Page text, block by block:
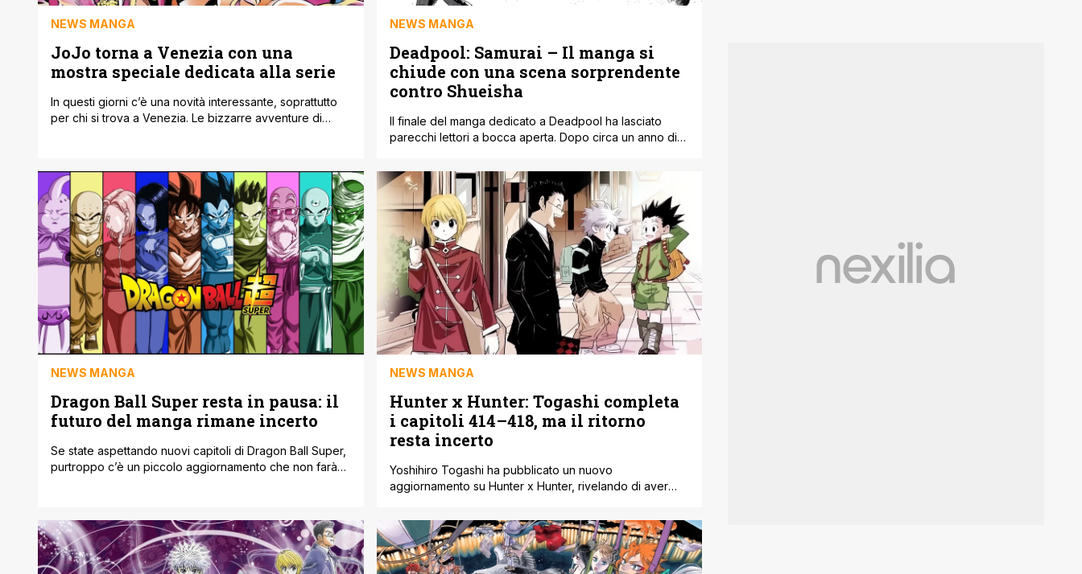
NEWS MANGA
JoJo torna a Venezia con una
mostra speciale dedicata alla serie
In questi giorni c’è una novità interessante, soprattutto
per chi si trova a Venezia. Le bizzarre avventure di
quindi in un momento in cui la città è [']
NEWS MANGA
Deadpool: Samurai – Il manga si
chiude con una scena sorprendente
contro Shueisha
Il finale del manga dedicato a Deadpool ha lasciato
parecchi lettori a bocca aperta. Dopo circa un anno di
conclusione è stata decisamente fuori dagli schemi,
proprio nello stile del personaggio. Nella scena finale
succede qualcosa che ha fatto subito discutere i fan. [']
NEWS MANGA
Dragon Ball Super resta in pausa: il
futuro del manga rimane incerto
Se state aspettando nuovi capitoli di Dragon Ball Super,
purtroppo c’è un piccolo aggiornamento che non farà
nuovo numero di V Jump, la rivista di [']
NEWS MANGA
Hunter x Hunter: Togashi completa
i capitoli 414–418, ma il ritorno
resta incerto
Yoshihiro Togashi ha pubblicato un nuovo
aggiornamento su Hunter x Hunter, rivelando di aver
segnale che il lavoro sulla serie sta andando avanti in
modo piuttosto costante, soprattutto considerando
quanto spesso l’autore sta condividendo progressi
direttamente con i fan. Negli ultimi mesi, infatti, Togashi